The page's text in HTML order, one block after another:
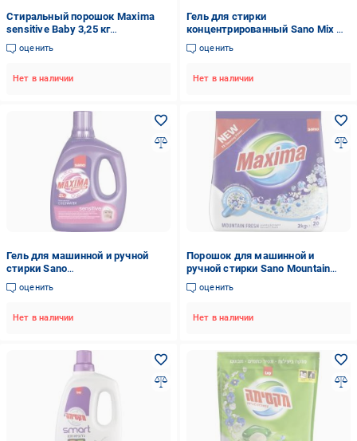
Стиральный порошок Maxima
sensitive Baby 3,25 кг
(7290107280655)
оценить
Нет в наличии
Гель для стирки
концентрированный Sano Mix &
Wash 3 л (7290107280570)
оценить
Нет в наличии
Гель для машинной и ручной
стирки Sano
концентрированный Sensitive 2
л
оценить
Нет в наличии
Порошок для машинной и
ручной стирки Sano Mountain
Fresh 2 кг
оценить
Нет в наличии